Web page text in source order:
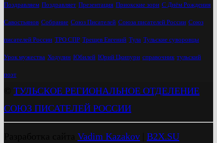
Поздравляем Поздравляет Презентация Приокские зори С Днём Рождения
Савостьянов Собрание Союз Писателей Союза писателей России Союз
писателей России ТРО СПР Трещев Евгений Тула Тульские суворовцы
Урок мужества Ходулин Юбилей Юрий Цкипури справочник тульский
поэт
ТУЛЬСКОЕ РЕГИОНАЛЬНОЕ ОТДЕЛЕНИЕ
СОЮЗ ПИСАТЕЛЕЙ РОССИИ
Vadim Kazakov
B2X.SU